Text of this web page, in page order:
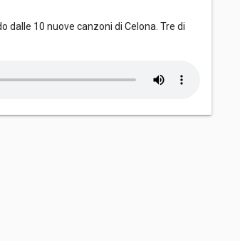
dalle 10 nuove canzoni di Celona. Tre di